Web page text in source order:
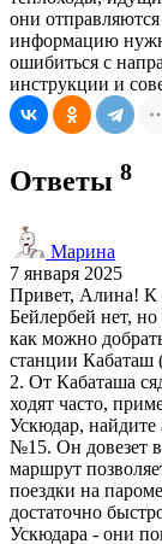
они
информацию
ошибиться с
инструкции и
Ответы 8
Марина
7 января 2025
Привет, Алина! К
Бейлербей нет,
как можно
станции Кабаташ
2. От Кабаташа
ходят часто,
Ускюдар, найдите
№15. Он довезет
маршрут
поездки на
достаточно
Ускюдара - они